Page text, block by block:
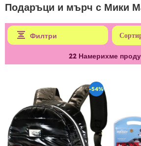
Подаръци и мърч с Мики
Филтри
22Намерихме
-54%